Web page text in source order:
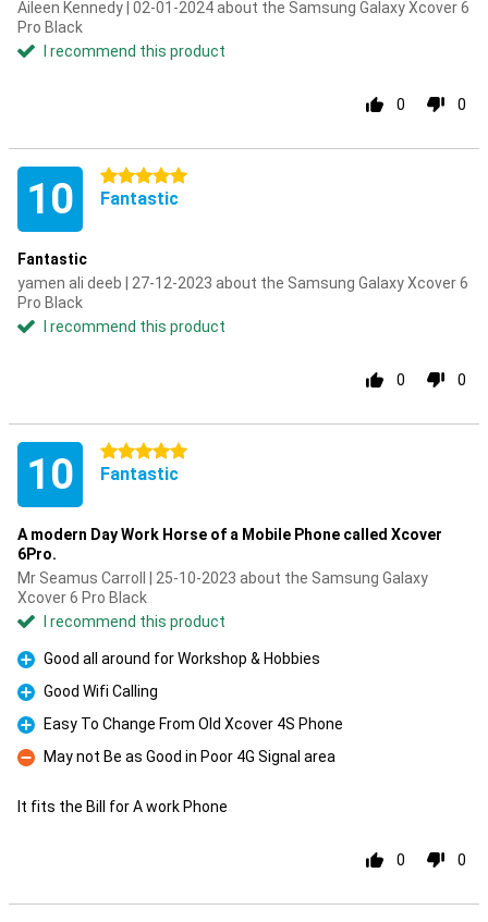
Aileen Kennedy | 02-01-2024 about the Samsung Galaxy Xcover 6
Pro Black
I recommend this product
0 0
10 5 stars
Fantastic
Fantastic
yamen ali deeb | 27-12-2023 about the Samsung Galaxy Xcover 6
Pro Black
I recommend this product
0 0
10 5 stars
Fantastic
A modern Day Work Horse of a Mobile Phone called Xcover
6Pro.
Mr Seamus Carroll | 25-10-2023 about the Samsung Galaxy
Xcover 6 Pro Black
I recommend this product
Pro
Good all around for Workshop & Hobbies
Pro
Good Wifi Calling
Pro
Easy To Change From Old Xcover 4S Phone
Con
May not Be as Good in Poor 4G Signal area
It fits the Bill for A work Phone
0 0